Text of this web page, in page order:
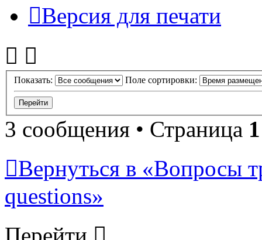
Версия для печати
Показать: Поле сортировки:
3 сообщения • Страница 1
Вернуться в «Вопросы
questions»
Перейти